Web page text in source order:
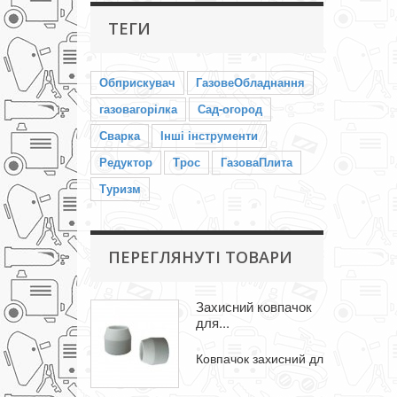
ТЕГИ
Обприскувач
ГазовеОбладнання
газовагорілка
Сад-огород
Сварка
Інші інструменти
Редуктор
Трос
ГазоваПлита
Туризм
ПЕРЕГЛЯНУТІ ТОВАРИ
Захисний ковпачок
для...
Ковпачок захисний для